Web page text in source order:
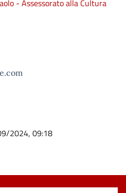
- Assessorato alla Cultura
2024, 09:18